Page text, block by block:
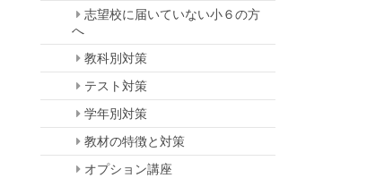
志望校に届いていない小６の方
へ
教科別対策
テスト対策
学年別対策
教材の特徴と対策
オプション講座